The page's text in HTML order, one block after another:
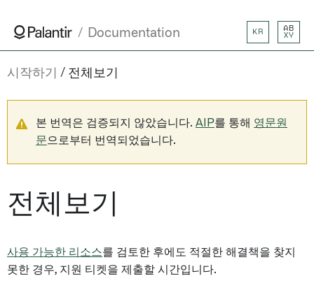
Documentation KR
AB
XY
시작하기 전체보기
본 번역은 검증되지 않았습니다. AIP를 통해 영문원
문으로부터 번역되었습니다.
전체보기
사용 가능한 리소스를 검토한 후에도 적절한 해결책을 찾지
못한 경우, 지원 티켓을 제출할 시간입니다.